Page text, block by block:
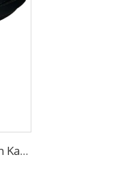
Dişli V Kayışı 4PK 6PK 7PK 8PK 5PK970 Fan Kayışı Toyota Araçlar İçin